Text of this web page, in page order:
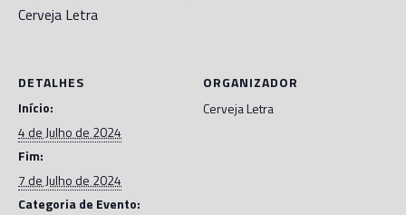
Cerveja Letra
DETALHES
Início:
4 de Julho de 2024
Fim:
7 de Julho de 2024
Categoria de Evento:
ORGANIZADOR
Cerveja Letra